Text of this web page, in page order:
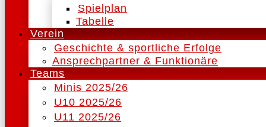
Spielplan
Tabelle
Verein
Geschichte & sportliche Erfolge
Ansprechpartner & Funktionäre
Teams
Minis 2025/26
U10 2025/26
U11 2025/26